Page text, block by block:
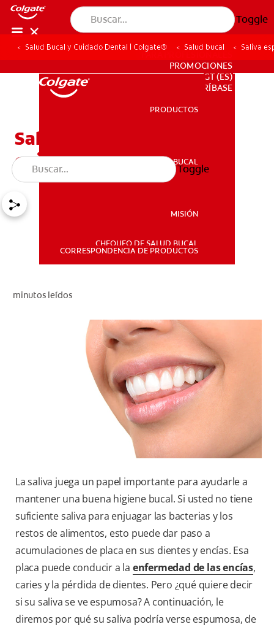
Toggle
SALUD BUCAL
PARA PROFESIONALES
PROMOCIONES
SUSCRÍBASE
PARA PROFESIONALES
PROMOCIONES
GT (ES)
SUSCRÍBASE
PRODUCTOS
SALUD BUCAL
MISIÓN
CHEQUEO DE SALUD BUCAL
CORRESPONDENCIA DE PRODUCTOS
Toggle
Salud Bucal y Cuidado Dental | Colgate® Salud bucal Saliva
Saliva espumosa: ¿Qué
quiere decir?
minutos leídos
La saliva juega un papel importante para ayudarle a
mantener una buena higiene bucal. Si usted no tiene
suficiente saliva para enjuagar las bacterias y los
restos de alimentos, esto puede dar paso a
acumulaciones de placa en sus dientes y encías. Esa
placa puede conducir a la enfermedad de las encías,
caries y la pérdida de dientes. Pero ¿qué quiere decir
si su saliva se ve espumosa? A continuación, le
diremos por qué su saliva podría verse espumosa, de